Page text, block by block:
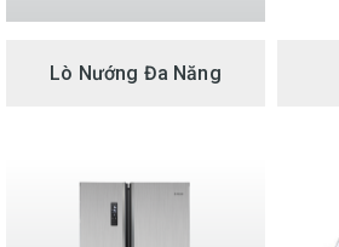
Lò Nướng Đa Năng